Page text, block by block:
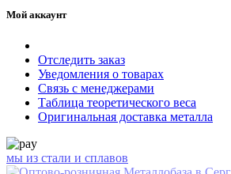
Мой аккаунт
Отследить заказ
Уведомления о товарах
Связь с менеджерами
Таблица теоретического веса
Оригинальная доставка металла
мы из стали и сплавов